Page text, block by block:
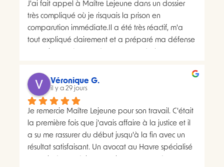
nombreux avis positifs concernant Maître Lejeune,
je lui ai envoyé par courriel l’intégralité de mon
dossier. Je lui ai également demandé, à plusieurs
reprises, de m’indiquer clairement le montant de
proposé un rendez-vous de 30 minutes facturé
200 euros. Pourtant, il disposait déjà de toutes les
pièces de mon dossier et semblait considérer que
les chances de succès d’un recours étaient très
faibles. Lorsque je lui ai demandé si le prix de
cette consultation serait ensuite déduit d’un
éventuel forfait de recours, sa réponse est restée
J'ai fait appel à Maître Lejeune dans un dossier
très compliqué où je risquais la prison en
comparution immédiate.Il a été très réactif, m'a
tout expliqué clairement et a préparé ma défense
sérieux, humain et très investi. Merci encore pour
tout, je le recommande sans hésiter.
Véronique G.
il y a 29 jours
Je remercie Maître Lejeune pour son travail. C'était
la première fois que j'avais affaire à la justice et il
a su me rassurer du début jusqu'à la fin avec un
résultat satisfaisant. Un avocat au Havre spécialisé